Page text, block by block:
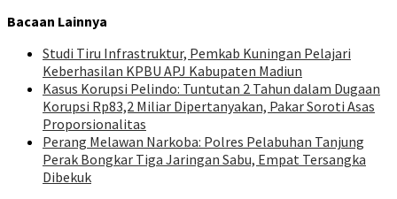
Bacaan Lainnya
Studi Tiru Infrastruktur, Pemkab Kuningan Pelajari
Keberhasilan KPBU APJ Kabupaten Madiun
Kasus Korupsi Pelindo: Tuntutan 2 Tahun dalam Dugaan
Korupsi Rp83,2 Miliar Dipertanyakan, Pakar Soroti Asas
Proporsionalitas
Perang Melawan Narkoba: Polres Pelabuhan Tanjung
Perak Bongkar Tiga Jaringan Sabu, Empat Tersangka
Dibekuk